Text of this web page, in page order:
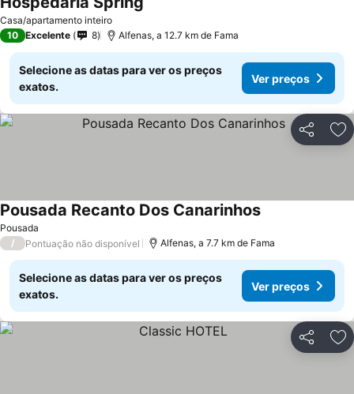
Casa/apartamento inteiro
10 Excelente 8 Alfenas, a 12.7 km de Fama
Selecione as datas para ver os preços
exatos.
Ver preços
Partilhar
Pousada
Pousada Recanto Dos Canarinhos
/ Pontuação não disponível Alfenas, a 7.7 km de Fama
Selecione as datas para ver os preços
exatos.
Ver preços
Partilhar